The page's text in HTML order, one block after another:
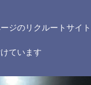
ジのリクルートサイ
ています